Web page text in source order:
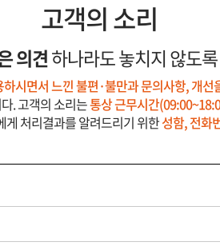
고객의 소리
의견하나라도 놓치지 않도
하시면서 느낀 불편·불만과 문의사항, 개선
. 고객의 소리는통상 근무시간
게 처리결과를 알려드리기 위한성함, 전화